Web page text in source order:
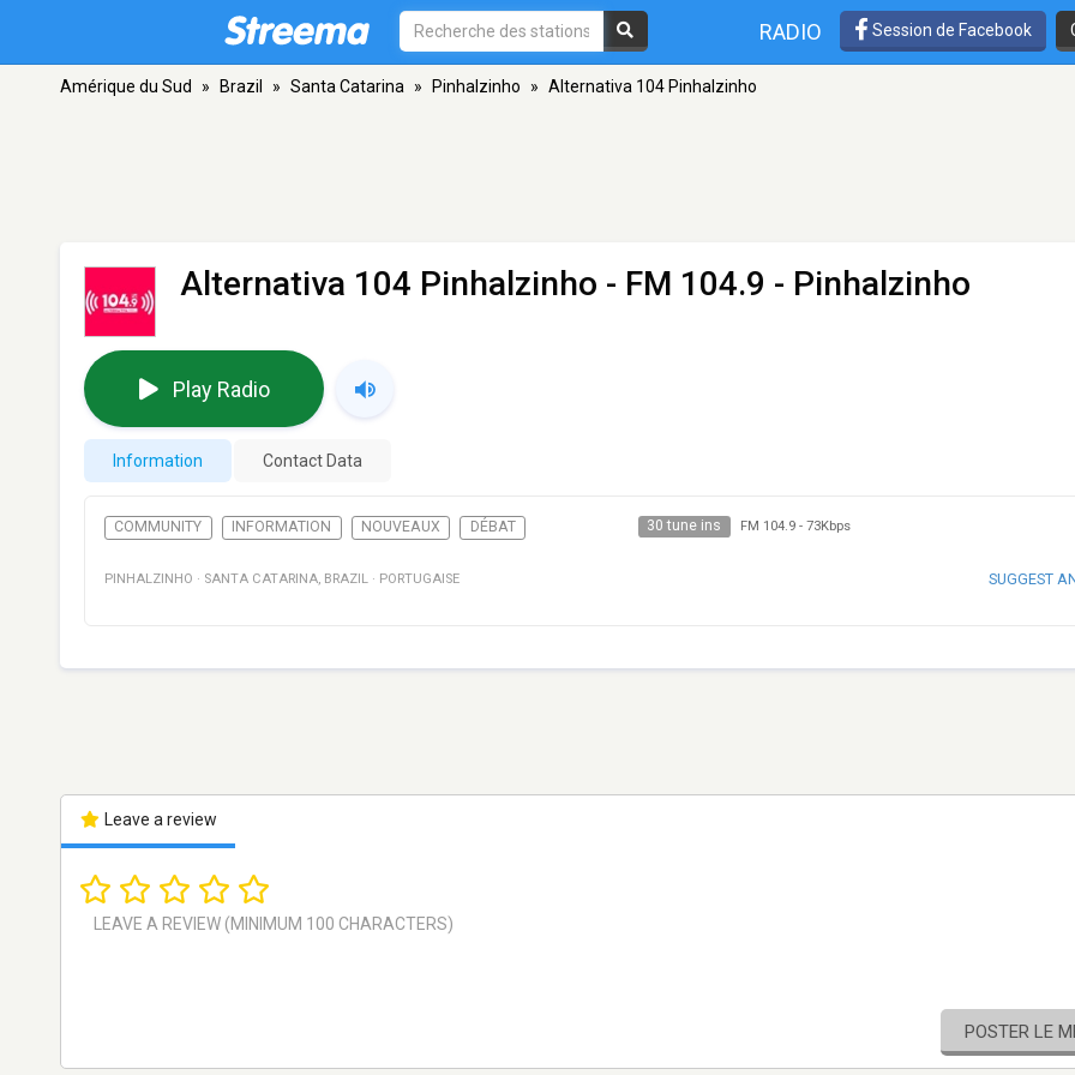
RADIO Session de Facebook
Amérique du Sud » Brazil » Santa Catarina » Pinhalzinho » Alternativa 104 Pinhalzinho
Alternativa 104 Pinhalzinho - FM 104.9 - Pinhalzinho
Play Radio
Information Contact Data
COMMUNITY INFORMATION NOUVEAUX DÉBAT 30 tune ins FM 104.9- 73Kbps
PINHALZINHO · SANTA CATARINA, BRAZIL · PORTUGAISE SUGGEST
Leave a review
POSTER LE